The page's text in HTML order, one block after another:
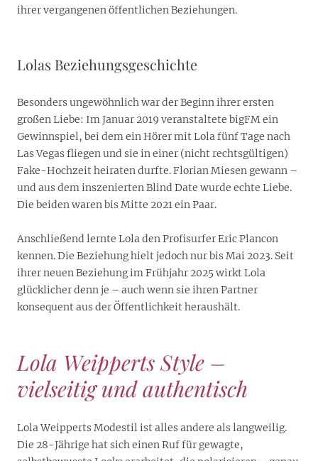
ihrer vergangenen öffentlichen Beziehungen.
Lolas Beziehungsgeschichte
Besonders ungewöhnlich war der Beginn ihrer ersten
großen Liebe: Im Januar 2019 veranstaltete bigFM ein
Gewinnspiel, bei dem ein Hörer mit Lola fünf Tage nach
Las Vegas fliegen und sie in einer (nicht rechtsgültigen)
Fake-Hochzeit heiraten durfte. Florian Miesen gewann –
und aus dem inszenierten Blind Date wurde echte Liebe.
Die beiden waren bis Mitte 2021 ein Paar.
Anschließend lernte Lola den Profisurfer Eric Plancon
kennen. Die Beziehung hielt jedoch nur bis Mai 2023. Seit
ihrer neuen Beziehung im Frühjahr 2025 wirkt Lola
glücklicher denn je – auch wenn sie ihren Partner
konsequent aus der Öffentlichkeit heraushält.
Lola Weipperts Style –
vielseitig und authentisch
Lola Weipperts Modestil ist alles andere als langweilig.
Die 28-Jährige hat sich einen Ruf für gewagte,